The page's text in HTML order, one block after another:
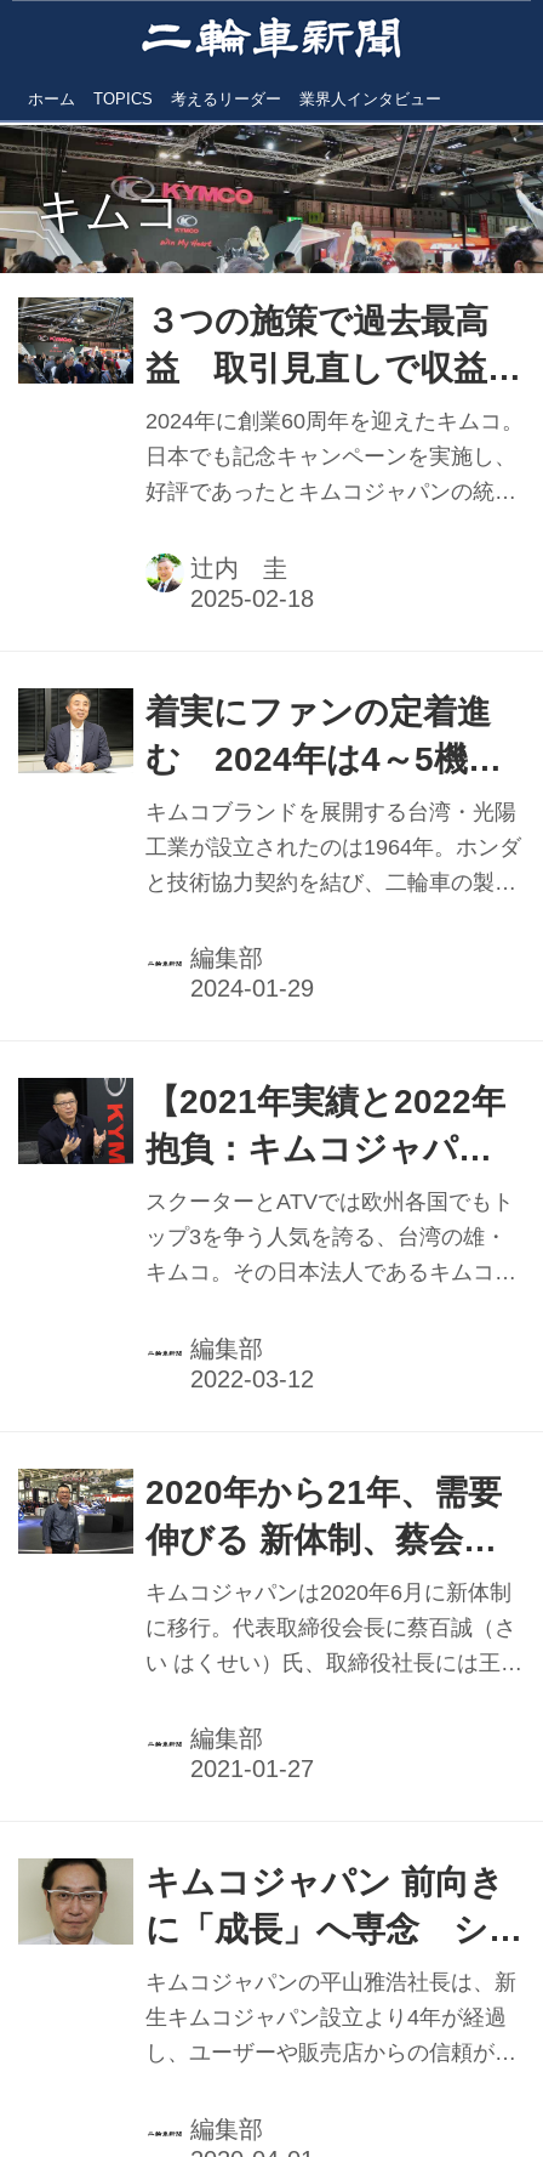
ホーム TOPICS 考えるリーダー 業界人インタビュー
キムコ
３つの施策で過去最高
益 取引見直しで収益増
キムコジャパン 平井
健三統括部長 【2024年
実績と2025年抱負】
2024年に創業60周年を迎えたキムコ。
日本でも記念キャンペーンを実施し、
好評であったとキムコジャパンの統括
ては国内販売台数こそ前年並みだが、
「ほぼ過去最高益は確実」であると11
載したものです。
辻内 圭
着実にファンの定着進
む 2024年は4～5機種
投入か キムコジャパ
ン 平井健三統括部長
【2023年実績と2024年
抱負】
キムコブランドを展開する台湾・光陽
工業が設立されたのは1964年。ホンダ
と技術協力契約を結び、二輪車の製
立ち上げ、その製品が日本上陸を果た
すのは2000年のことだ。
編集部
【2021年実績と2022年
抱負：キムコジャパ
ン】 販売回復 売上ベー
スで30%成長 アフター
サービスの充実が寄与
スクーターとATVでは欧州各国でもト
ップ3を争う人気を誇る、台湾の雄・
キムコ。その日本法人であるキムコジ
誠（さい はくせい）会長は、21年を
「20年に引き続きコロナ禍の影響でキ
売店の皆さんが尽力し、売上は昨年比
30%増で着地する見込み」と振り返
る。 好調を支えるのは充実したアフタ
ーサービス体制。東京都大田区にある
同社のパーツセンターには約6万点の
部品を常備し、即納率98%を維持して
として掲げているのは、販売店とユー
ザーに対するサポート。必要なパー
編集部
2020年から21年、需要
伸びる 新体制、蔡会長
「次期成長」へ期待【キ
ムコジャパン】
キムコジャパンは2020年6月に新体制
に移行。代表取締役会長に蔡百誠（さ
い はくせい）氏、取締役社長には王彦
だ、コロナの影響で蔡会長は昨年10月
上旬まで来日が遅れた。20年はユーザ
促イベントを中止したものの、デジタ
ル分野でのPR活動などで販売が拡大。
21年は向上した品質と市場での認識を
基に、新体制での将来に向けた指針に
期待が高まる。
編集部
キムコジャパン 前向き
に「成長」へ専念 シェ
ア拡大重点に扱い店増強
キムコジャパンの平山雅浩社長は、新
生キムコジャパン設立より4年が経過
し、ユーザーや販売店からの信頼が回
としている。2019年の販売は前年比で
編集部